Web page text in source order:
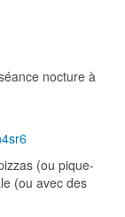
nocture à
(ou pique-
(ou avec des